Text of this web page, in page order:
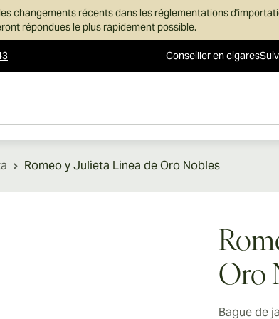
changements récents dans les réglementations
répondues le plus rapidement possible.
Conseiller en cigares
Romeo y Julieta Linea de Oro Nobles
Oro
Bague de